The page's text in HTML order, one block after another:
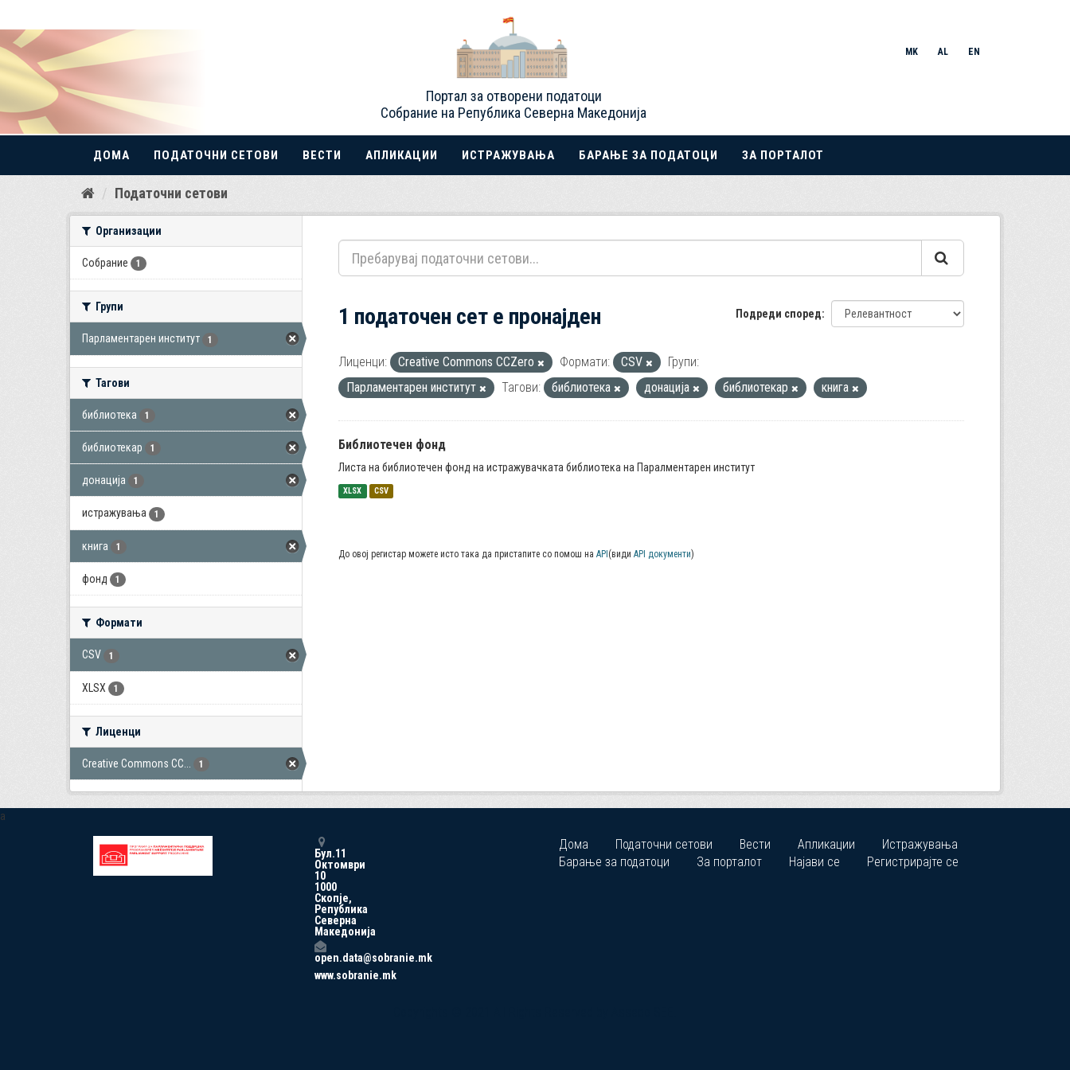
Прескокнете
Портал за отворени податоци
Собрание на Република Северна Македонија
MK AL EN
ДОМА ПОДАТОЧНИ СЕТОВИ ВЕСТИ АПЛИКАЦИИ ИСТРАЖУВАЊА БАРАЊЕ ЗА ПОДАТОЦИ ЗА ПОРТАЛОТ
Податочни сетови
Организации
Собрание 1
Групи
Парламентарен институт 1
Тагови
библиотека 1
библиотекар 1
донација 1
истражувања 1
книга 1
фонд 1
Формати
CSV 1
XLSX 1
Лиценци
Creative Commons CC... 1
Подреди според
1 податочен сет е пронајден
Лиценци: Creative Commons CCZero Формати: CSV
Групи:
Парламентарен институт
Тагови: библиотека донација библиотекар книга
Библиотечен фонд
Листа на библиотечен фонд на истражувачката библиотека на Паралментарен институт
XLSX CSV
До овој регистар можете исто така да пристапите со помош на API (види API документи)
a
Бул.11
Октомври
10
1000
Скопје,
Република
Северна
Македонија
open.data@sobranie.mk
www.sobranie.mk
Дома Податочни сетови Вести Апликации
Истражувања
Барање за податоци
За порталот Најави се Регистрирајте се